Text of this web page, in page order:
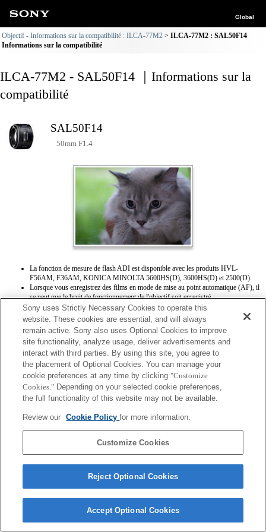
Global
Objectif - Informations sur la compatibilité : ILCA-77M2
ILCA-77M2 : SAL50F14
Informations sur la compatibilité
ILCA-77M2 - SAL50F14 ｜Informations sur la
compatibilité
SAL50F14
50mm F1.4
La fonction de mesure de flash ADI est disponible avec les produits HVL-
F56AM, F36AM, KONICA MINOLTA 5600HS(D), 3600HS(D) et 2500(D).
Lorsque vous enregistrez des films en mode de mise au point automatique (AF), il
se peut que le bruit de fonctionnement de l'objectif soit enregistré.
Terms of Use Contact Us
Sony uses Strictly Necessary Cookies to operate this
website. These cookies are essential, and will always
remain active. Sony also uses Optional Cookies to improve
site functionality, analyze usage, deliver advertisements and
interact with third parties. By using this site, you agree to
the placement of Optional Cookies. You can manage your
cookie preferences at any time by clicking "Customize
Cookies." Depending on your selected cookie preferences,
the full functionality of this website may not be available.
Review our Cookie Policyfor more information.
Customize Cookies
Reject Optional Cookies
Accept Optional Cookies